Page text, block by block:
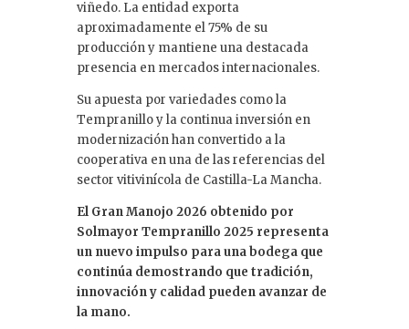
viñedo. La entidad exporta
aproximadamente el 75% de su
producción y mantiene una destacada
presencia en mercados internacionales.
Su apuesta por variedades como la
Tempranillo y la continua inversión en
modernización han convertido a la
cooperativa en una de las referencias del
sector vitivinícola de Castilla-La Mancha.
El Gran Manojo 2026 obtenido por
Solmayor Tempranillo 2025 representa
un nuevo impulso para una bodega que
continúa demostrando que tradición,
innovación y calidad pueden avanzar de
la mano.